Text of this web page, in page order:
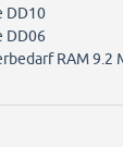
DD10
RAM 9.2